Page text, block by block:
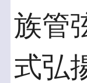
族管
式弘